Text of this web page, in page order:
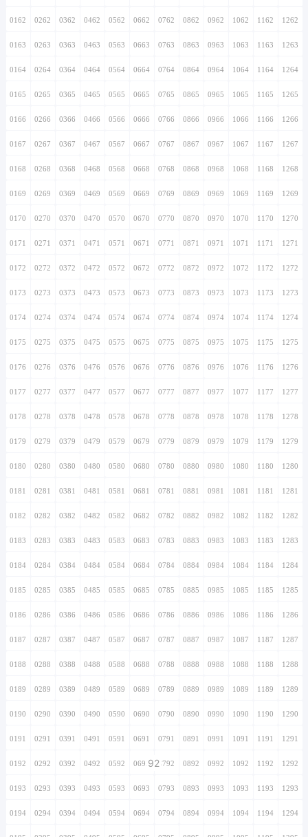
0162 0262 0362 0462 0562 0662 0762 0862 0962 1062 1162 1262
0163 0263 0363 0463 0563 0663 0763 0863 0963 1063 1163 1263
0164 0264 0364 0464 0564 0664 0764 0864 0964 1064 1164 1264
0165 0265 0365 0465 0565 0665 0765 0865 0965 1065 1165 1265
0166 0266 0366 0466 0566 0666 0766 0866 0966 1066 1166 1266
0167 0267 0367 0467 0567 0667 0767 0867 0967 1067 1167 1267
0168 0268 0368 0468 0568 0668 0768 0868 0968 1068 1168 1268
0169 0269 0369 0469 0569 0669 0769 0869 0969 1069 1169 1269
0170 0270 0370 0470 0570 0670 0770 0870 0970 1070 1170 1270
0171 0271 0371 0471 0571 0671 0771 0871 0971 1071 1171 1271
0172 0272 0372 0472 0572 0672 0772 0872 0972 1072 1172 1272
0173 0273 0373 0473 0573 0673 0773 0873 0973 1073 1173 1273
0174 0274 0374 0474 0574 0674 0774 0874 0974 1074 1174 1274
0175 0275 0375 0475 0575 0675 0775 0875 0975 1075 1175 1275
0176 0276 0376 0476 0576 0676 0776 0876 0976 1076 1176 1276
0177 0277 0377 0477 0577 0677 0777 0877 0977 1077 1177 1277
0178 0278 0378 0478 0578 0678 0778 0878 0978 1078 1178 1278
0179 0279 0379 0479 0579 0679 0779 0879 0979 1079 1179 1279
0180 0280 0380 0480 0580 0680 0780 0880 0980 1080 1180 1280
0181 0281 0381 0481 0581 0681 0781 0881 0981 1081 1181 1281
0182 0282 0382 0482 0582 0682 0782 0882 0982 1082 1182 1282
0183 0283 0383 0483 0583 0683 0783 0883 0983 1083 1183 1283
0184 0284 0384 0484 0584 0684 0784 0884 0984 1084 1184 1284
0185 0285 0385 0485 0585 0685 0785 0885 0985 1085 1185 1285
0186 0286 0386 0486 0586 0686 0786 0886 0986 1086 1186 1286
0187 0287 0387 0487 0587 0687 0787 0887 0987 1087 1187 1287
0188 0288 0388 0488 0588 0688 0788 0888 0988 1088 1188 1288
0189 0289 0389 0489 0589 0689 0789 0889 0989 1089 1189 1289
0190 0290 0390 0490 0590 0690 0790 0890 0990 1090 1190 1290
0191 0291 0391 0491 0591 0691 0791 0891 0991 1091 1191 1291
0192 0292 0392 0492 0592 0692920792 0892 0992 1092 1192 1292
0193 0293 0393 0493 0593 0693 0793 0893 0993 1093 1193 1293
0194 0294 0394 0494 0594 0694 0794 0894 0994 1094 1194 1294